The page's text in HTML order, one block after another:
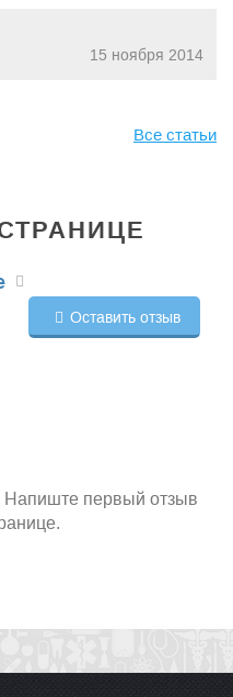
15 ноября 2014
Все статьи
Оставить отзыв
Напиште первый отзыв